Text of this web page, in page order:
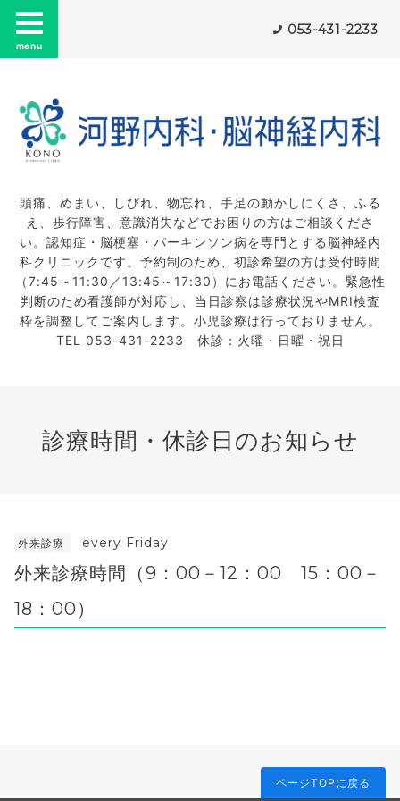
menu
053-431-2233
頭痛、めまい、しびれ、物忘れ、手足の動かしにくさ、ふる
え、歩行障害、意識消失などでお困りの方はご相談くださ
い。認知症・脳梗塞・パーキンソン病を専門とする脳神経内
科クリニックです。予約制のため、初診希望の方は受付時間
（7:45～11:30／13:45～17:30）にお電話ください。緊急性
判断のため看護師が対応し、当日診察は診療状況やMRI検査
枠を調整してご案内します。小児診療は行っておりません。
TEL 053-431-2233 休診：火曜・日曜・祝日
診療時間・休診日のお知らせ
外来診療 every Friday
外来診療時間（9：00－12：00 15：00－
18：00）
ページTOPに戻る